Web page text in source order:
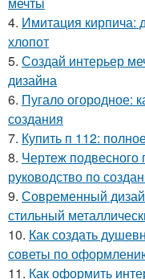
4. Имитация кирпича:
хлопот
5. Создай интерьер
дизайна
6. Пугало огородное:
создания
7. Купить п 112:
8. Чертеж подвесного
руководство по
9. Современный
стильный
10. Как создать
советы по
11. Как оформить